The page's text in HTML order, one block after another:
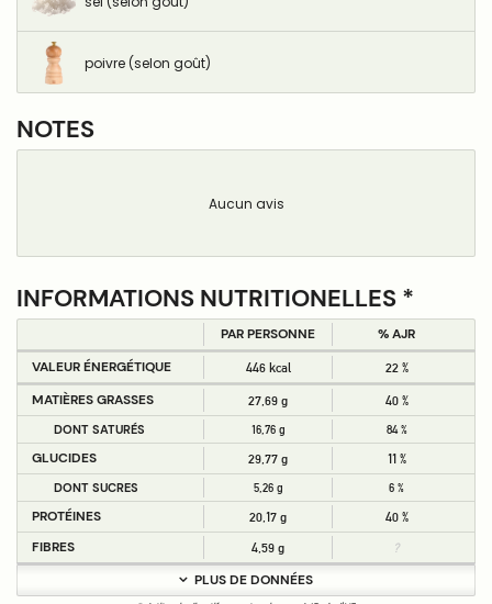
poivre (selon goût)
NOTES
Aucun avis
INFORMATIONS NUTRITIONELLES *
PAR PERSONNE
% AJR
VALEUR ÉNERGÉTIQUE
446 kcal 22 %
MATIÈRES GRASSES 27,69 g 40 %
DONT SATURÉS 16,76 g 84 %
GLUCIDES 29,77 g 11 %
DONT SUCRES 5,26 g 6 %
PROTÉINES 20,17 g 40 %
FIBRES 4,59 g ?
PLUS DE DONNÉES